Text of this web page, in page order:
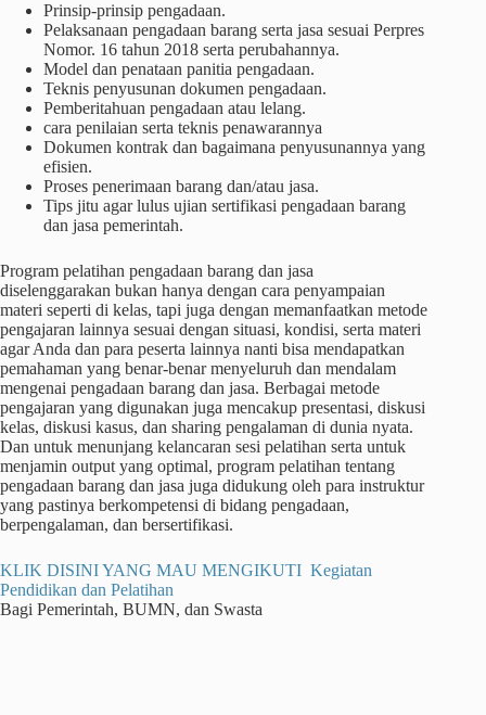
Prinsip-prinsip pengadaan.
Pelaksanaan pengadaan barang serta jasa sesuai Perpres
Nomor. 16 tahun 2018 serta perubahannya.
Model dan penataan panitia pengadaan.
Teknis penyusunan dokumen pengadaan.
Pemberitahuan pengadaan atau lelang.
cara penilaian serta teknis penawarannya
Dokumen kontrak dan bagaimana penyusunannya yang
efisien.
Proses penerimaan barang dan/atau jasa.
Tips jitu agar lulus ujian sertifikasi pengadaan barang
dan jasa pemerintah.
Program pelatihan pengadaan barang dan jasa
diselenggarakan bukan hanya dengan cara penyampaian
materi seperti di kelas, tapi juga dengan memanfaatkan metode
pengajaran lainnya sesuai dengan situasi, kondisi, serta materi
agar Anda dan para peserta lainnya nanti bisa mendapatkan
pemahaman yang benar-benar menyeluruh dan mendalam
mengenai pengadaan barang dan jasa. Berbagai metode
pengajaran yang digunakan juga mencakup presentasi, diskusi
kelas, diskusi kasus, dan sharing pengalaman di dunia nyata.
Dan untuk menunjang kelancaran sesi pelatihan serta untuk
menjamin output yang optimal, program pelatihan tentang
pengadaan barang dan jasa juga didukung oleh para instruktur
yang pastinya berkompetensi di bidang pengadaan,
berpengalaman, dan bersertifikasi.
KLIK DISINI YANG MAU MENGIKUTI Kegiatan
Pendidikan dan Pelatihan
Bagi Pemerintah, BUMN, dan Swasta